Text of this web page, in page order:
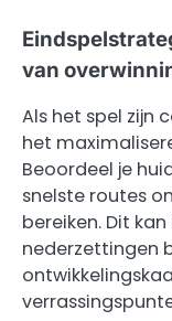
van
Als het spel zijn
het
Beoordeel je
snelste routes
bereiken. Dit
nederzettingen